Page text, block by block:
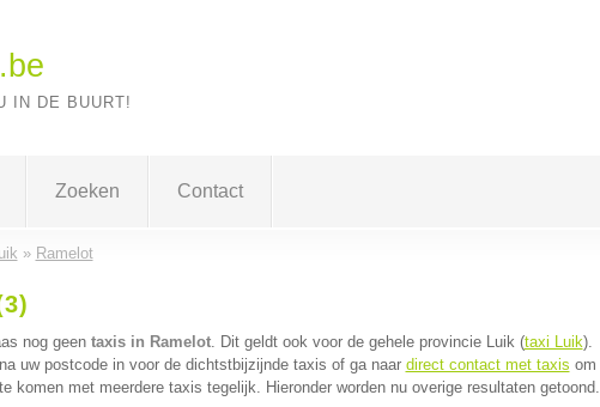
IN DE BUURT!
Zoeken Contact
» Ramelot
nog geen taxis in Ramelot. Dit geldt ook voor de gehele provincie Luik (taxi Luik).
uw postcode in voor de dichtstbijzijnde taxis of ga naar direct contact met taxis om
komen met meerdere taxis tegelijk. Hieronder worden nu overige resultaten getoond.